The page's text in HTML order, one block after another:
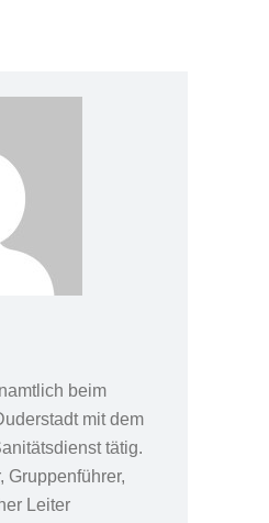
beim
mit dem
tätig.
Gruppenführer,
Leiter